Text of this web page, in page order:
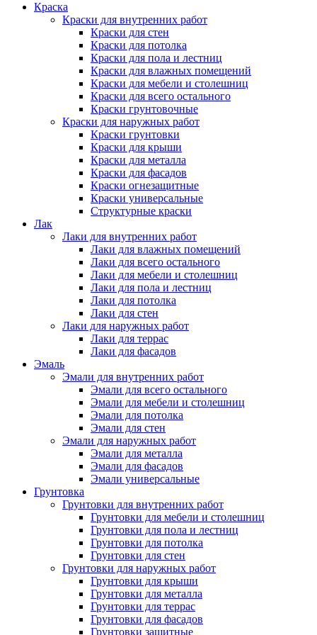
Краска
Краски для внутренних работ
Краски для стен
Краски для потолка
Краски для пола и лестниц
Краски для влажных помещений
Краски для мебели и столешниц
Краски для всего остального
Краски грунтовочные
Краски для наружных работ
Краски грунтовки
Краски для крыши
Краски для металла
Краски для фасадов
Краски огнезащитные
Краски универсальные
Структурные краски
Лак
Лаки для внутренних работ
Лаки для влажных помещений
Лаки для всего остального
Лаки для мебели и столешниц
Лаки для пола и лестниц
Лаки для потолка
Лаки для стен
Лаки для наружных работ
Лаки для террас
Лаки для фасадов
Эмаль
Эмали для внутренних работ
Эмали для всего остального
Эмали для мебели и столешниц
Эмали для потолка
Эмали для стен
Эмали для наружных работ
Эмали для металла
Эмали для фасадов
Эмали универсальные
Грунтовка
Грунтовки для внутренних работ
Грунтовки для мебели и столешниц
Грунтовки для пола и лестниц
Грунтовки для потолка
Грунтовки для стен
Грунтовки для наружных работ
Грунтовки для крыши
Грунтовки для металла
Грунтовки для террас
Грунтовки для фасадов
Грунтовки защитные